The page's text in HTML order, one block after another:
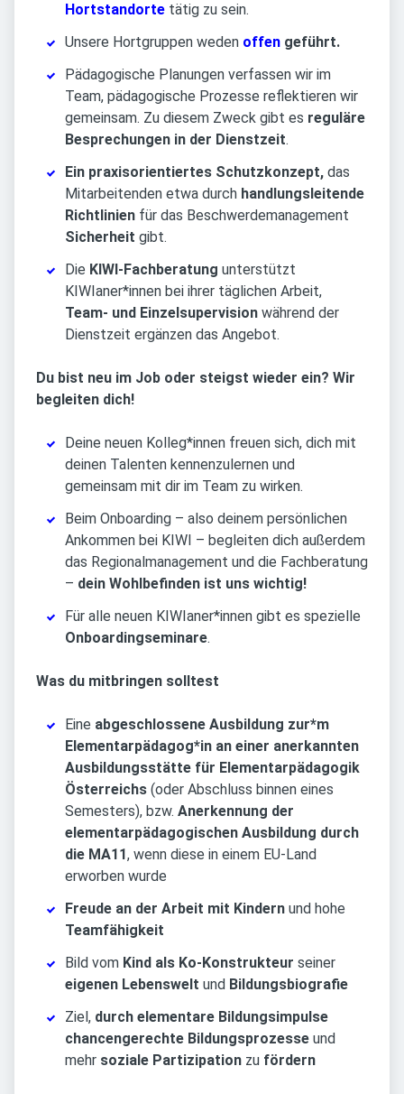
Hortstandorte tätig zu sein.
Unsere Hortgruppen weden offen geführt.
Pädagogische Planungen verfassen wir im
Team, pädagogische Prozesse reflektieren wir
gemeinsam. Zu diesem Zweck gibt es reguläre
Besprechungen in der Dienstzeit.
Ein praxisorientiertes Schutzkonzept, das
Mitarbeitenden etwa durch handlungsleitende
Richtlinien für das Beschwerdemanagement
Sicherheit gibt.
Die KIWI-Fachberatung unterstützt
KIWIaner*innen bei ihrer täglichen Arbeit,
Team- und Einzelsupervision während der
Dienstzeit ergänzen das Angebot.
Du bist neu im Job oder steigst wieder ein? Wir
begleiten dich!
Deine neuen Kolleg*innen freuen sich, dich mit
deinen Talenten kennenzulernen und
gemeinsam mit dir im Team zu wirken.
Beim Onboarding – also deinem persönlichen
Ankommen bei KIWI – begleiten dich außerdem
das Regionalmanagement und die Fachberatung
– dein Wohlbefinden ist uns wichtig!
Für alle neuen KIWIaner*innen gibt es spezielle
Onboardingseminare.
Was du mitbringen solltest
Eine abgeschlossene Ausbildung zur*m
Elementarpädagog*in an einer anerkannten
Ausbildungsstätte für Elementarpädagogik
Österreichs (oder Abschluss binnen eines
Semesters), bzw. Anerkennung der
elementarpädagogischen Ausbildung durch
die MA11, wenn diese in einem EU-Land
erworben wurde
Freude an der Arbeit mit Kindern und hohe
Teamfähigkeit
Bild vom Kind als Ko-Konstrukteur seiner
eigenen Lebenswelt und Bildungsbiografie
Ziel, durch elementare Bildungsimpulse
chancengerechte Bildungsprozesse und
mehr soziale Partizipation zu fördern